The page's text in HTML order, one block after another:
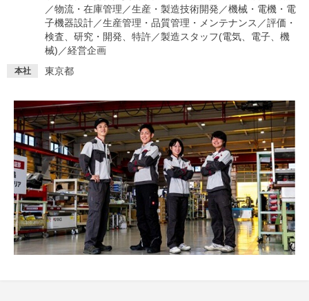
イベントを探す スカウト お知らせ
就活支援
就活ノウハウが満載！
就活コラム
お役立ち記事・相談室など
適職診断
あなたに合う仕事を診断！
就活チャンネル
動画で対策講座をチェック
就活ニュースペーパー
就活時事ニュースを更新
よくある質問
不明点があればこちら
／物流・在庫管理 ／生産・製造技術開発 ／機械・電機・電
子機器設計／生産管理・品質管理・メンテナンス ／評価・
検査、研究・開発、特許／製造スタッフ(電気、電子、機
械) ／経営企画
本社 東京都